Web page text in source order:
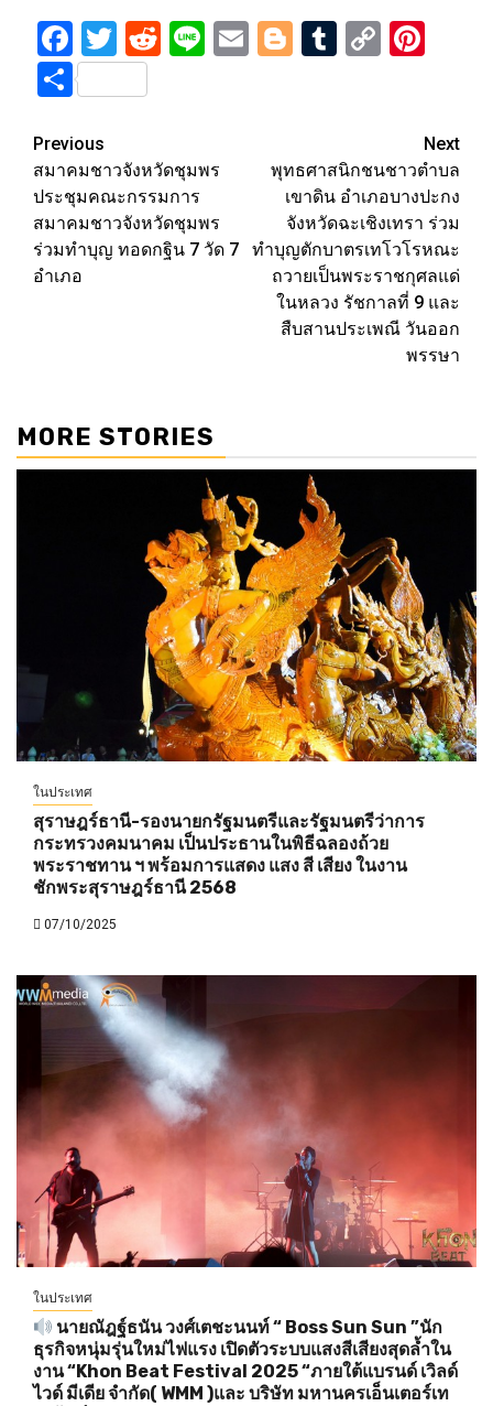
Facebook
Twitter
Reddit
LineEmailBlogger
Tumblr
Copy
Share
Post
navigation
Previous
สมาคมชาวจังหวัดชุมพร
ประชุมคณะกรรมการ
สมาคมชาวจังหวัดชุมพร
ร่วมทำบุญ ทอดกฐิน 7 วัด 7
อำเภอ
Next
พุทธศาสนิกชนชาวตำบล
เขาดิน อำเภอบางปะกง
จังหวัดฉะเชิงเทรา ร่วม
ทำบุญตักบาตรเทโวโรหณะ
ถวายเป็นพระราชกุศลแด่
ในหลวง รัชกาลที่ 9 และ
สืบสานประเพณี วันออก
พรรษา
MORE STORIES
ในประเทศ
สุราษฎร์ธานี-รองนายกรัฐมนตรีและรัฐมนตรีว่าการ
กระทรวงคมนาคม เป็นประธานในพิธีฉลองถ้วย
พระราชทาน ฯ พร้อมการแสดง แสง สี เสียง ในงาน
ชักพระสุราษฎร์ธานี 2568
07/10/2025
ในประเทศ
นายณัฎฐ์ธนัน วงศ์เตชะนนท์ “ Boss Sun Sun ”นัก
ธุรกิจหนุ่มรุ่นใหม่ไฟแรง เปิดตัวระบบแสงสีเสียงสุดล้ำใน
งาน “Khon Beat Festival 2025 “ภายใต้แบรนด์ เวิลด์
ไวด์ มีเดีย จำกัด( WMM )และ บริษัท มหานครเอ็นเตอร์เท